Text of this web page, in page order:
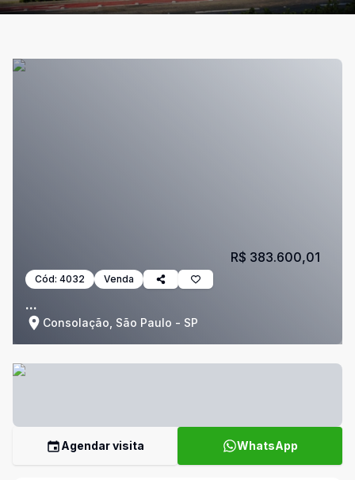
Cód: 4032 Venda
...
Consolação, São Paulo - SP
R$ 383.600,01
Agendar visita WhatsApp